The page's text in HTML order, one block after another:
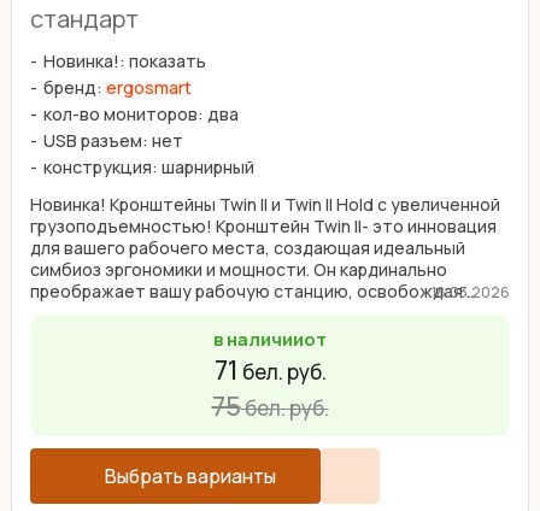
стандарт
Новинка!: показать
бренд: ergosmart
кол-во мониторов: два
USB разъем: нет
конструкция: шарнирный
Новинка! Кронштейны Twin II и Twin II Hold с увеличенной
грузоподъемностью! Кронштейн Twin II- это инновация
для вашего рабочего места, создающая идеальный
симбиоз эргономики и мощности. Он кардинально
преображает вашу рабочую станцию, освобождая ...
18.03.2026
в наличииот
71 бел. руб.
75бел. руб.
Выбрать варианты